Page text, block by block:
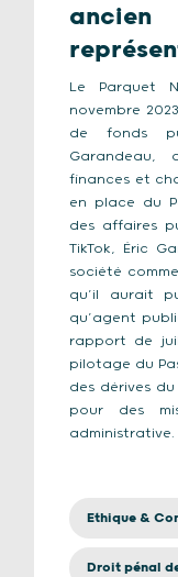
ancien
Le Parquet
novembre
de fonds
Garandeau,
finances et
en place du
des affaires
TikTok, Éric
société
qu’il aurait
qu’agent
rapport de
pilotage du
des dérives
pour des
administrative.
Ethique &
Droit pénal